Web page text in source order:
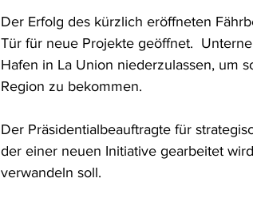
Der Erfolg des kürzlich eröffneten
Tür für neue Projekte geöffnet.
Hafen in La Union niederzulassen, um
Region zu bekommen.
Der Präsidentialbeauftragte für
der einer neuen Initiative gearbeitet
verwandeln soll.